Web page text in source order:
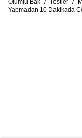
Olumlu Bak / Testler /
Yapmadan 10 Dakikada